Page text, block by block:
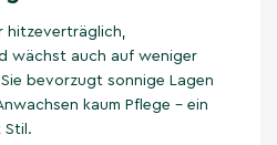
hitzeverträglich,
wächst auch auf weniger
bevorzugt sonnige Lagen
kaum Pflege – ein
Stil.